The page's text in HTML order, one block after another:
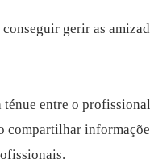
gerir as
entre o